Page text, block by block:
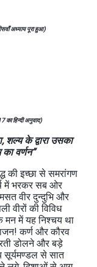
अध्याय पूरा हुआ)
का हिन्दी अनुवाद)
के द्वारा उसका
वर्णन”
की इच्छा से समरांगण
में भरकर सब ओर
वीर दुन्दुभि और
वीरों की विविध
में यह निश्चय था
कर्ण और कौरव
डोलने और बड़े
से सात